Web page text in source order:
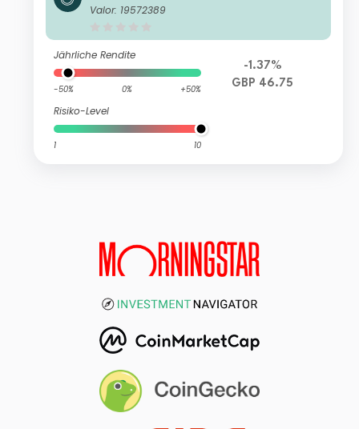
ican Fund D4
Valor: 19572389
Jährliche Rendite
-50% 0% +50%
Risiko-Level
1 10
-1.37%
GBP 46.75